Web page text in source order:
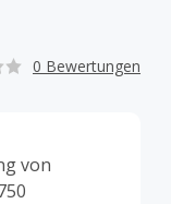
0 Bewertungen
von